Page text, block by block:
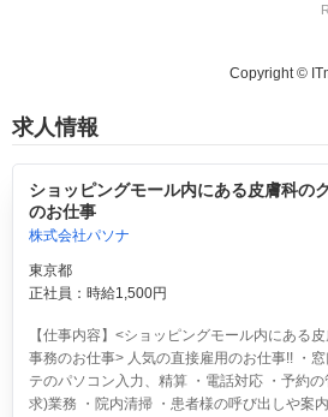
Copyright ©
求人情報
ショッピングモール内にある皮膚科の
のお仕事
株式会社パソナ
東京都
正社員：時給1,500円
【仕事内容】<ショッピングモール内にある
事務のお仕事> 人気の直接雇用のお仕事!! ・
テのパソコン入力、精算 ・電話対応 ・予約
求)業務 ・院内清掃 ・患者様の呼び出しや案